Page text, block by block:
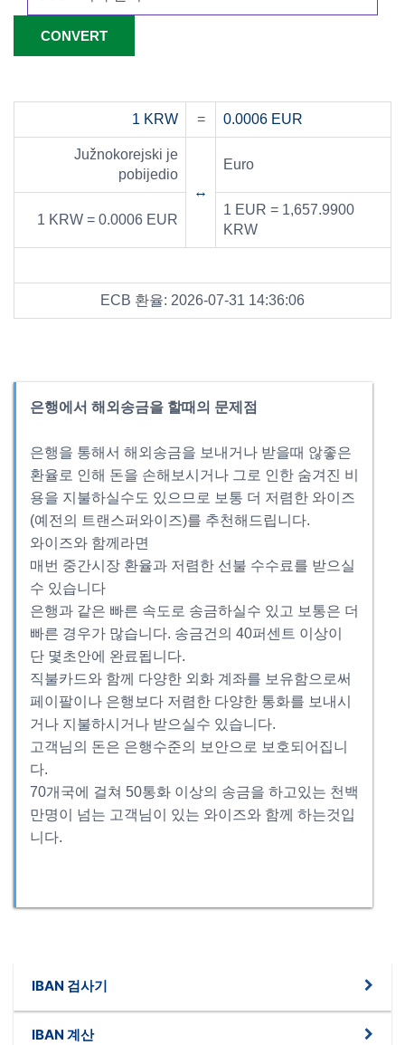
1 KRW = 0.0006 EUR
Južnokorejski je
pobijedio
↔
Euro
1 KRW = 0.0006 EUR
1 EUR = 1,657.9900
KRW
ECB 환율: 2026-07-31 14:36:06
은행에서 해외송금을 할때의 문제점
은행을 통해서 해외송금을 보내거나 받을때 않좋은
환율로 인해 돈을 손해보시거나 그로 인한 숨겨진 비
용을 지불하실수도 있으므로 보통 더 저렴한 와이즈
(예전의 트랜스퍼와이즈)를 추천해드립니다.
와이즈와 함께라면
매번 중간시장 환율과 저렴한 선불 수수료를 받으실
수 있습니다
은행과 같은 빠른 속도로 송금하실수 있고 보통은 더
빠른 경우가 많습니다. 송금건의 40퍼센트 이상이
단 몇초안에 완료됩니다.
직불카드와 함께 다양한 외화 계좌를 보유함으로써
페이팔이나 은행보다 저렴한 다양한 통화를 보내시
거나 지불하시거나 받으실수 있습니다.
고객님의 돈은 은행수준의 보안으로 보호되어집니
다.
70개국에 걸쳐 50통화 이상의 송금을 하고있는 천백
만명이 넘는 고객님이 있는 와이즈와 함께 하는것입
니다.
IBAN 검사기
IBAN 계산